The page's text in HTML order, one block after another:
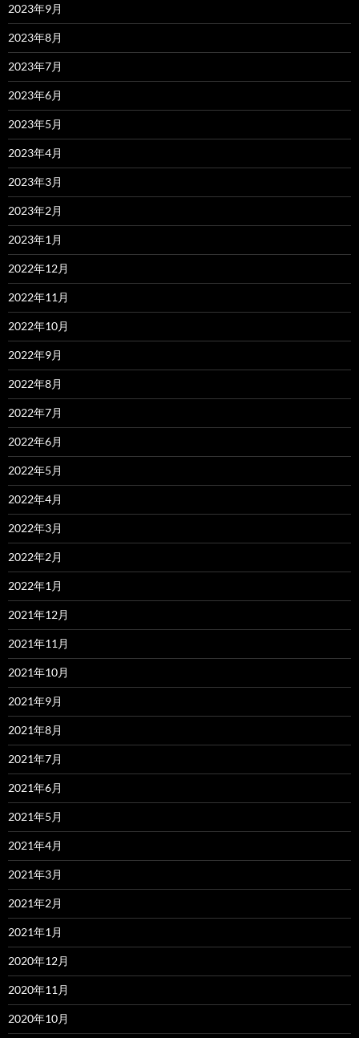
2023年9月
2023年8月
2023年7月
2023年6月
2023年5月
2023年4月
2023年3月
2023年2月
2023年1月
2022年12月
2022年11月
2022年10月
2022年9月
2022年8月
2022年7月
2022年6月
2022年5月
2022年4月
2022年3月
2022年2月
2022年1月
2021年12月
2021年11月
2021年10月
2021年9月
2021年8月
2021年7月
2021年6月
2021年5月
2021年4月
2021年3月
2021年2月
2021年1月
2020年12月
2020年11月
2020年10月